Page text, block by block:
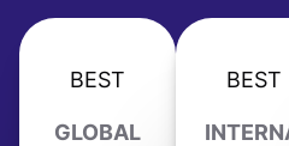
BEST
GLOBAL
BEST